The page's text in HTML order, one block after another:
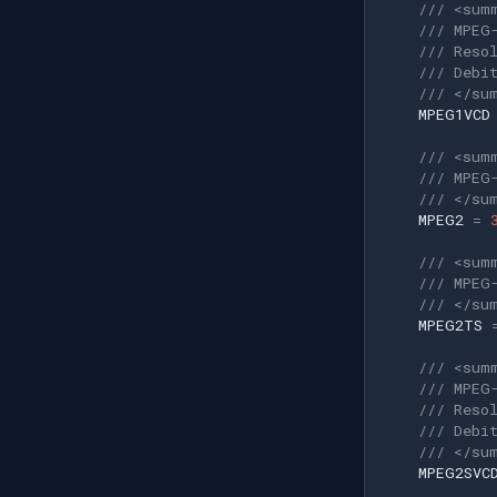
///
///
///
/// Debit
/// </
MPEG1VCD
///
///
/// </
MPEG2 =
///
///
/// </
MPEG2TS
///
///
///
/// Debit
/// </